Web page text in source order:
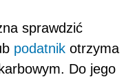
sprawdzić
podatnik otrzyma
Do jego